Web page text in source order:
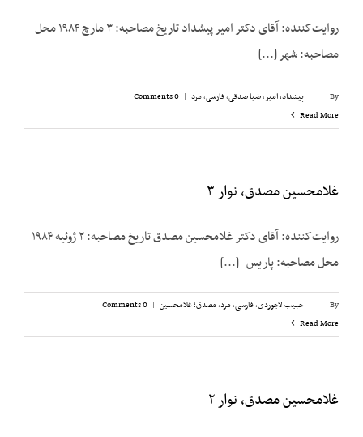
روایت‌کننده: آقای دکتر امیر پیشداد تاریخ مصاحبه: ۳ مارچ ۱۹۸۴ محل
مصاحبه: شهر [...]
By
|
| پیشداد، امیر,ضیا صدقی,فارسی,مرد |
0 Comments
Read More
غلامحسین مصدق، نوار ۳
روایت‌کننده: آقای دکتر غلامحسین مصدق تاریخ مصاحبه: ۲ ژوئیه ۱۹۸۴
محل مصاحبه: پاریس- [...]
By
|
| حبیب لاجوردی,فارسی,مرد,مصدق؛ غلامحسین |
0 Comments
Read More
غلامحسین مصدق، نوار ۲